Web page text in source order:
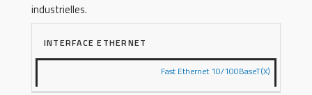
industrielles.
INTERFACE ETHERNET
Fast Ethernet 10/100BaseT(X)